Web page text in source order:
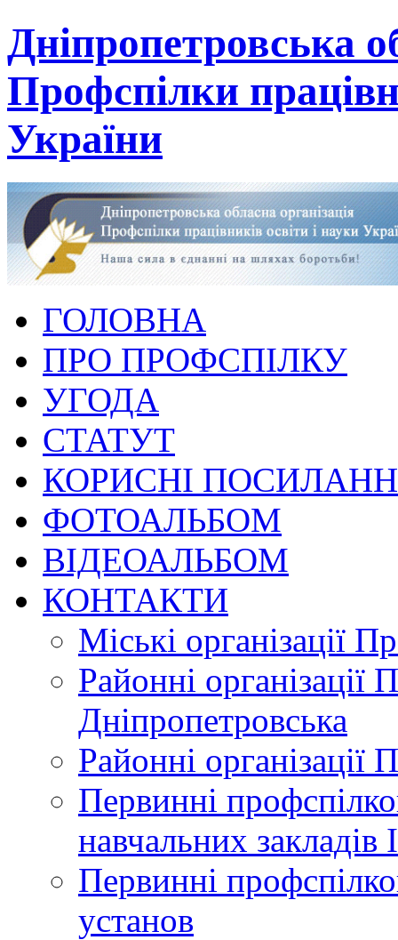
Дніпропетровська
Профспілки
України
ГОЛОВНА
ПРО ПРОФСПІЛКУ
УГОДА
СТАТУТ
КОРИСНІ
ФОТОАЛЬБОМ
ВІДЕОАЛЬБОМ
КОНТАКТИ
Міські організації
Районні організації
Дніпропетровська
Районні організації
Первинні
навчальних закладів
Первинні
установ